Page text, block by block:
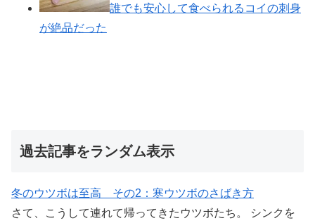
誰でも安心して食べられるコイの刺身
が絶品だった
過去記事をランダム表示
冬のウツボは至高 その2：寒ウツボのさばき方
さて、こうして連れて帰ってきたウツボたち。 シンクを